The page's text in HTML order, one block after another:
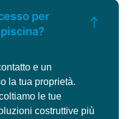
per
e un
la tua proprietà.
le tue
costruttive più